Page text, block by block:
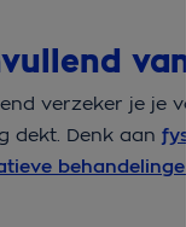
verzeker je
dekt. Denk aan
behandelingen